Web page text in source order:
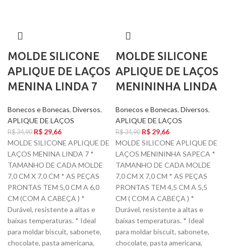
MOLDE SILICONE
APLIQUE DE LAÇOS
MENINA LINDA 7
Bonecos e Bonecas, Diversos,
APLIQUE DE LAÇOS
R$34,90 R$ 29,66
MOLDE SILICONE APLIQUE DE
LAÇOS MENINA LINDA 7 *
TAMANHO DE CADA MOLDE
7,0 CM X 7,0 CM * AS PEÇAS
PRONTAS TEM 5,0 CM A 6,0
CM (COM A CABEÇA ) *
Durável, resistente a altas e
baixas temperaturas. * Ideal
para moldar biscuit, sabonete,
chocolate, pasta americana,
MOLDE SILICONE
APLIQUE DE LAÇOS
MENININHA LINDA
Bonecos e Bonecas, Diversos,
APLIQUE DE LAÇOS
R$34,90 R$ 29,66
MOLDE SILICONE APLIQUE DE
LAÇOS MENININHA SAPECA *
TAMANHO DE CADA MOLDE
7,0 CM X 7,0 CM * AS PEÇAS
PRONTAS TEM 4,5 CM A 5,5
CM ( COM A CABEÇA ) *
Durável, resistente a altas e
baixas temperaturas. * Ideal
para moldar biscuit, sabonete,
chocolate, pasta americana,